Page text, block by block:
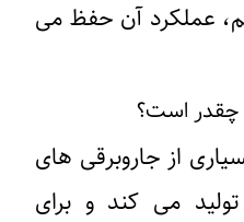
عملکرد آن حفظ می
از جاروبرقی ‌های
می ‌کند و برای